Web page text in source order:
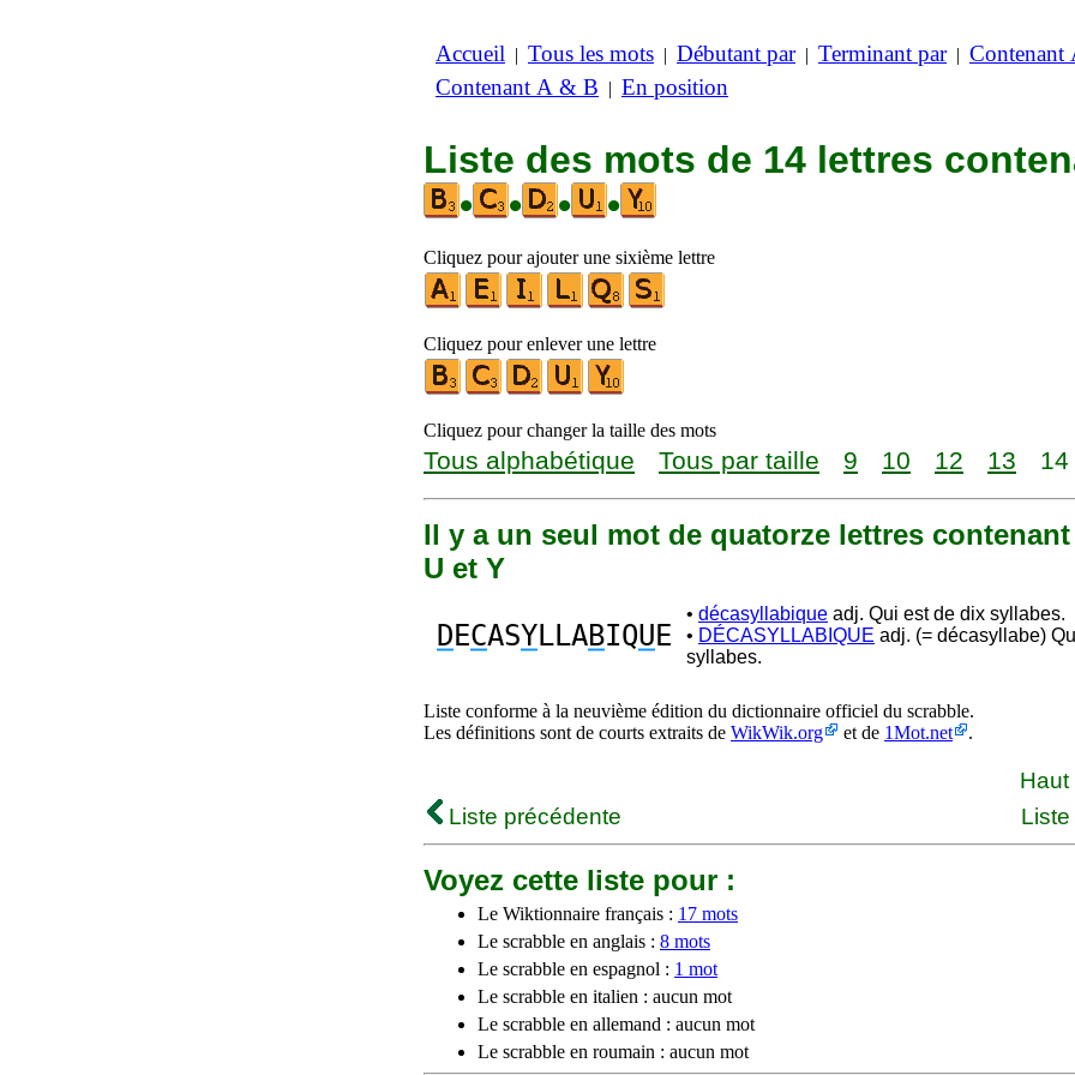
Accueil | Tous les mots | Débutant par| Terminant par| Contenant
Contenant A & B | En position
Liste des mots de 14 lettres
•
• • •
Cliquez pour ajouter une sixième lettre
Cliquez pour enlever une lettre
Cliquez pour changer la taille des mots
Tous alphabétique Tous par taille 9 10 12 13 14
Il y a un seul mot de quatorze lettres contenant
U et Y
DECASYLLABIQUE
• décasyllabique adj. Qui est de dix syllabes.
• DÉCASYLLABIQUE adj. (= décasyllabe)
syllabes.
Liste conforme à la neuvième édition du dictionnaire officiel du scrabble.
Les définitions sont de courts extraits de WikWik.org et de 1Mot.net .
Haut
Liste précédente
Voyez cette liste pour :
Le Wiktionnaire français : 17 mots
Le scrabble en anglais : 8 mots
Le scrabble en espagnol : 1 mot
Le scrabble en italien : aucun mot
Le scrabble en allemand : aucun mot
Le scrabble en roumain : aucun mot